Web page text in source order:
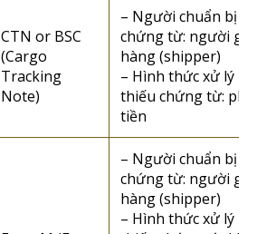
CTN or BSC
(Cargo
Tracking
Note)
– Người chuẩn bị
chứng từ: người gửi
hàng (shipper)
– Hình thức xử lý
thiếu chứng từ:
tiền
– Người chuẩn bị
chứng từ: người gửi
hàng (shipper)
– Hình thức xử lý